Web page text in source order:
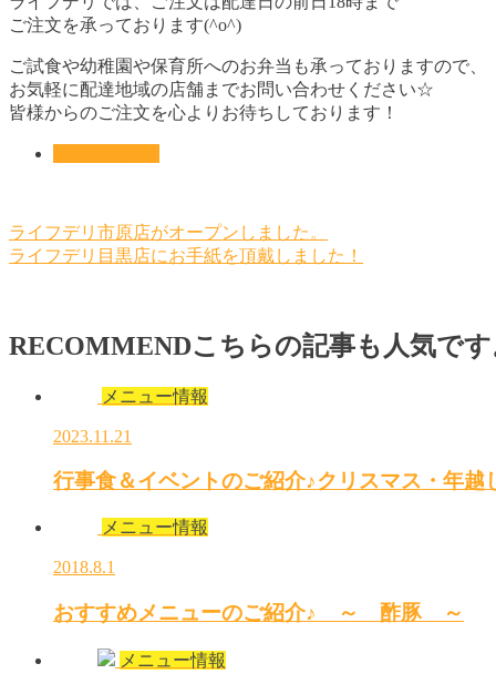
ご注文を承っております(^o^)
ご試食や幼稚園や保育所へのお弁当も承っておりますので、
お気軽に配達地域の店舗までお問い合わせください☆
皆様からのご注文を心よりお待ちしております！
ライフデリ市原店がオープンしました。
ライフデリ目黒店にお手紙を頂戴しました！
RECOMMENDこちらの記事も人気です
メニュー情報
2023.11.21
行事食＆イベントのご紹介♪クリスマス・年越
メニュー情報
2018.8.1
おすすめメニューのご紹介♪ ～ 酢豚 ～
メニュー情報